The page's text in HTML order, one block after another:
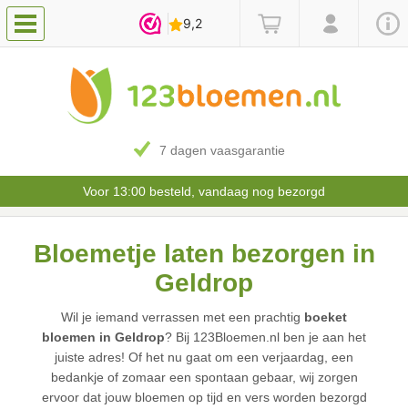
7 dagen vaasgarantie
Voor 13:00 besteld, vandaag nog bezorgd
Bloemetje laten bezorgen in
Geldrop
Wil je iemand verrassen met een prachtig boeket
bloemen in Geldrop? Bij 123Bloemen.nl ben je aan het
juiste adres! Of het nu gaat om een verjaardag, een
bedankje of zomaar een spontaan gebaar, wij zorgen
ervoor dat jouw bloemen op tijd en vers worden bezorgd